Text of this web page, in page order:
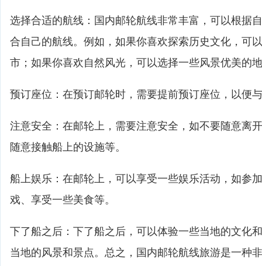
选择合适的航线：国内邮轮航线非常丰富，可以根据
合自己的航线。例如，如果你喜欢探索历史文化，可
市；如果你喜欢自然风光，可以选择一些风景优美的
预订座位：在预订邮轮时，需要提前预订座位，以便
注意安全：在邮轮上，需要注意安全，如不要随意离
随意接触船上的设施等。
船上娱乐：在邮轮上，可以享受一些娱乐活动，如参
戏、享受一些美食等。
下了船之后：下了船之后，可以体验一些当地的文化
当地的风景和景点。总之，国内邮轮航线旅游是一种